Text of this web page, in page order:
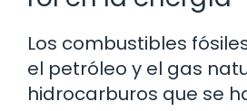
Los combustibles
el petróleo y el gas
hidrocarburos que se